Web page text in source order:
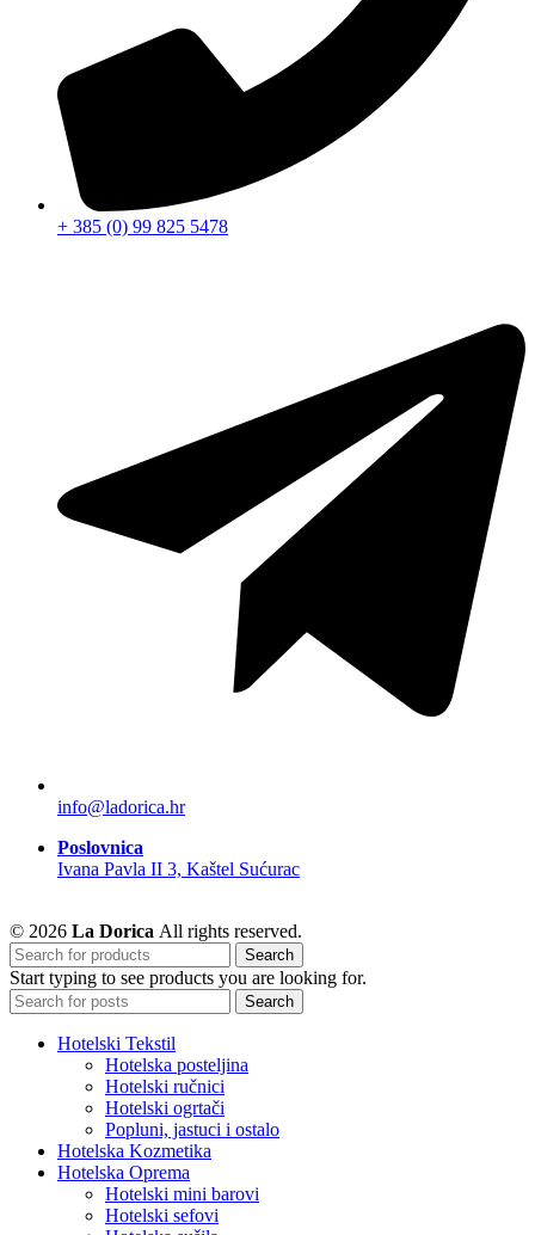
+ 385 (0) 99 825 5478
info@ladorica.hr
Poslovnica
Ivana Pavla II 3, Kaštel Sućurac
© 2026 La Dorica All rights reserved.
Search
Start typing to see products you are looking for.
Search
Hotelski Tekstil
Hotelska posteljina
Hotelski ručnici
Hotelski ogrtači
Popluni, jastuci i ostalo
Hotelska Kozmetika
Hotelska Oprema
Hotelski mini barovi
Hotelski sefovi